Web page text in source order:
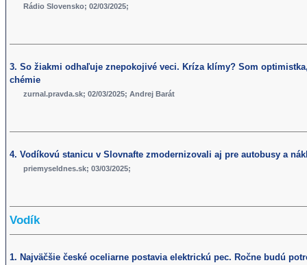
Rádio Slovensko; 02/03/2025;
3. So žiakmi odhaľuje znepokojivé veci. Kríza klímy? Som
chémie
zurnal.pravda.sk; 02/03/2025; Andrej Barát
4. Vodíkovú stanicu v Slovnafte zmodernizovali aj pre autobusy a
priemyseldnes.sk; 03/03/2025;
Vodík
1. Najväčšie české oceliarne postavia elektrickú pec. Ročne budú